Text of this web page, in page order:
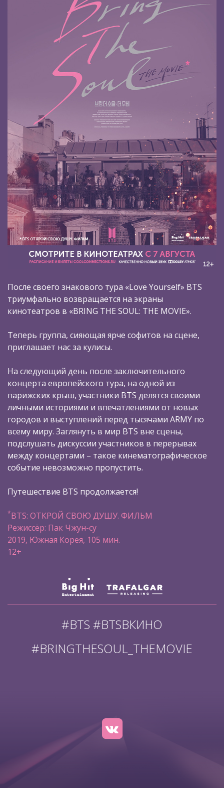
После своего знакового тура «Love Yourself» BTS
триумфально возвращается на экраны
кинотеатров в «BRING THE SOUL: THE MOVIE».
Теперь группа, сияющая ярче софитов на сцене,
приглашает нас за кулисы.
На следующий день после заключительного
концерта европейского тура, на одной из
парижских крыш, участники BTS делятся своими
личными историями и впечатлениями от новых
городов и выступлений перед тысячами ARMY по
всему миру. Заглянуть в мир BTS вне сцены,
подслушать дискуссии участников в перерывах
между концертами – такое кинематографическое
событие невозможно пропустить.
Путешествие BTS продолжается!
*BTS: ОТКРОЙ СВОЮ ДУШУ. ФИЛЬМ
Режиссёр: Пак Чжун-су
2019, Южная Корея, 105 мин.
12+
#BTS #BTSВКИНО
#BRINGTHESOUL_THEMOVIE